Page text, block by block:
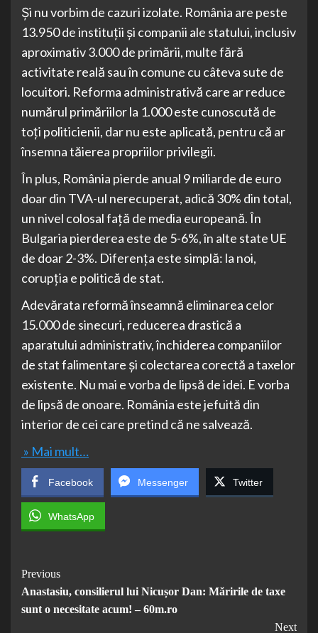
Și nu vorbim de cazuri izolate. România are peste
13.950 de instituții și companii ale statului, inclusiv
aproximativ 3.000 de primării, multe fără
activitate reală sau în comune cu câteva sute de
locuitori. Reforma administrativă care ar reduce
numărul primăriilor la 1.000 este cunoscută de
toți politicienii, dar nu este aplicată, pentru că ar
însemna tăierea propriilor privilegii.
În plus, România pierde anual 9 miliarde de euro
doar din TVA-ul nerecuperat, adică 30% din total,
un nivel colosal față de media europeană. În
Bulgaria pierderea este de 5-6%, în alte state UE
de doar 2-3%. Diferența este simplă: la noi,
corupția e politică de stat.
Adevărata reformă înseamnă eliminarea celor
15.000 de sinecuri, reducerea drastică a
aparatului administrativ, închiderea companiilor
de stat falimentare și colectarea corectă a taxelor
existente. Nu mai e vorba de lipsă de idei. E vorba
de lipsă de onoare. România este jefuită din
interior de cei care pretind că ne salvează.
» Mai mult…
Facebook Messenger Twitter
WhatsApp
Post
Navigation
Previous
Anastasiu, consilierul lui Nicușor Dan: Măririle de taxe
sunt o necesitate acum! – 60m.ro
Next